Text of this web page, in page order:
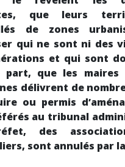
que leurs
de zones
qui ne sont ni des
et qui sont
part, que les maires
délivrent de
ou permis
au tribunal
des
sont annulés par